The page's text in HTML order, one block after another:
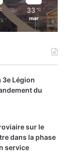
33 ℃
mar
3e Légion
du
sur le
dans la phase
service